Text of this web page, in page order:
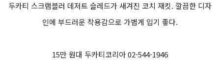
두카티 스크램블러 데저트 슬레드가 새겨진 코치 재킷. 깔끔한 디자
인에 부드러운 착용감으로 가볍게 입기 좋다.
15만 원대 두카티코리아 02-544-1946